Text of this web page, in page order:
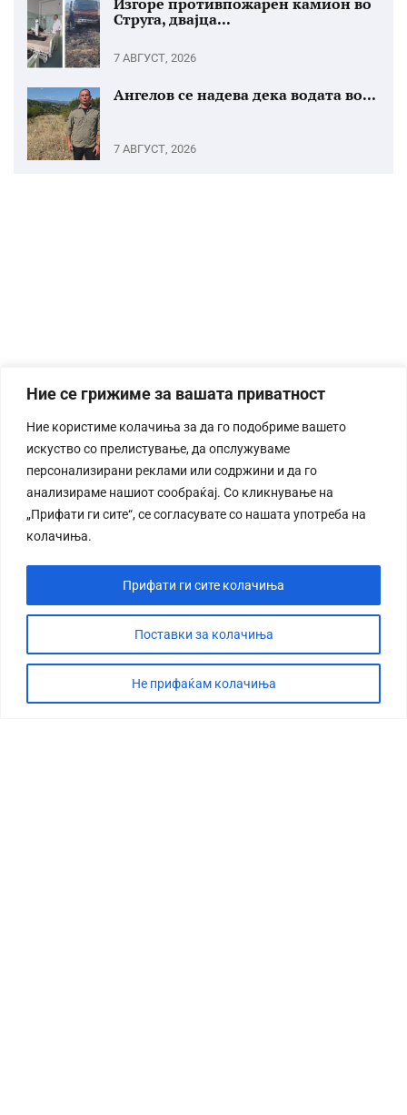
Ние се грижиме за вашата приватност
Ние користиме колачиња за да го подобриме вашето
искуство со прелистување, да опслужуваме
персонализирани реклами или содржини и да го
анализираме нашиот сообраќај. Со кликнување на
„Прифати ги сите“, се согласувате со нашата употреба на
колачиња.
Поставки за колачиња
Не прифаќам колачиња
Прифати ги сите колачиња
Струга, двајца...
7 АВГУСТ, 2026
Ангелов се надева дека водата во...
7 АВГУСТ, 2026